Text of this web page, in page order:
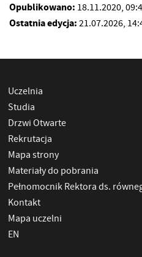
Opublikowano: 18.11.2020,
Ostatnia edycja: 21.07.2026,
Uczelnia
Studia
Drzwi Otwarte
Rekrutacja
Mapa strony
Materiały do pobrania
Pełnomocnik Rektora ds.
Kontakt
Mapa uczelni
EN